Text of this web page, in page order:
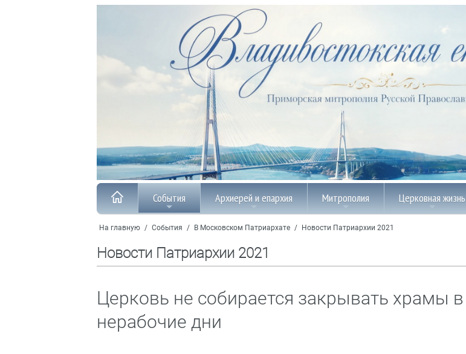
События Архиерей и епархия Митрополия Церковная жизнь
На главную / События / В Московском Патриархате / Новости Патриархии 2021
Новости Патриархии 2021
Церковь не собирается закрывать храмы в
нерабочие дни